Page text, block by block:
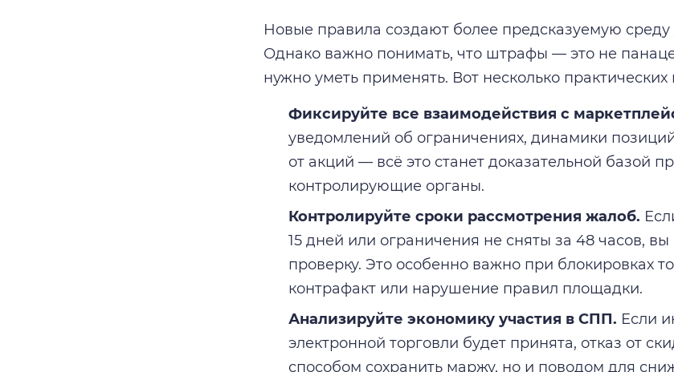
Новые правила создают более предсказуемую
Однако важно понимать, что штрафы — это не
нужно уметь применять. Вот несколько практических
Фиксируйте все взаимодействия с
уведомлений об ограничениях, динамики
от акций — всё это станет доказательной базой
контролирующие органы.
Контролируйте сроки рассмотрения жалоб.
15 дней или ограничения не сняты за 48 часов,
проверку. Это особенно важно при блокировках
контрафакт или нарушение правил площадки.
Анализируйте экономику участия в СПП. Если
электронной торговли будет принята, отказ от
способом сохранить маржу, но и поводом для